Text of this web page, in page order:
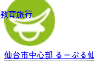
教育旅行
仙台市中心部 るーぷる